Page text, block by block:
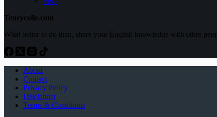
Tenrycolle.com
What better to do than, share your English knowledge with other
About
Contact
Privacy Policy
Disclaimer
Terms & Conditions